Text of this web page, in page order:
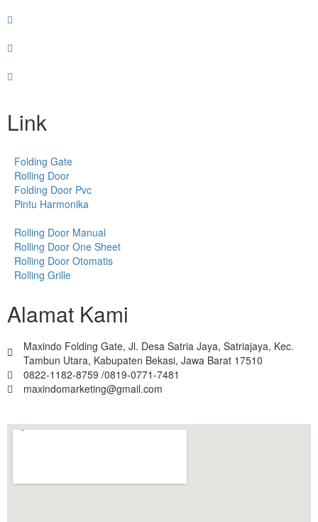
Link
Folding Gate
Rolling Door
Folding Door Pvc
Pintu Harmonika
Rolling Door Manual
Rolling Door One Sheet
Rolling Door Otomatis
Rolling Grille
Alamat Kami
Maxindo Folding Gate, Jl. Desa Satria Jaya, Satriajaya, Kec.
Tambun Utara, Kabupaten Bekasi, Jawa Barat 17510
0822-1182-8759 /0819-0771-7481
maxindomarketing@gmail.com